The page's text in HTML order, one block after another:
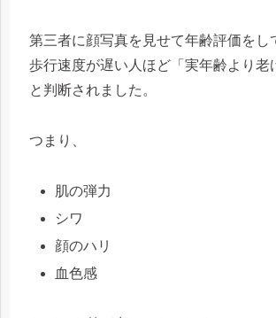
第三者に顔写真を見せて年齢評価をし
歩行速度が遅い人ほど「実年齢より老
と判断されました。
つまり、
肌の弾力
シワ
顔のハリ
血色感